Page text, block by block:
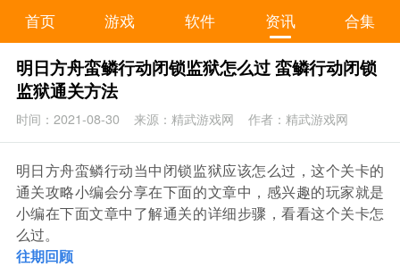
首页 游戏 软件 资讯 合集
明日方舟蛮鳞行动闭锁监狱怎么过 蛮鳞行动闭锁
监狱通关方法
时间：2021-08-30 来源：精武游戏网 作者：精武游戏网
明日方舟蛮鳞行动当中闭锁监狱应该怎么过，这个关卡的
通关攻略小编会分享在下面的文章中，感兴趣的玩家就是
小编在下面文章中了解通关的详细步骤，看看这个关卡怎
么过。
往期回顾